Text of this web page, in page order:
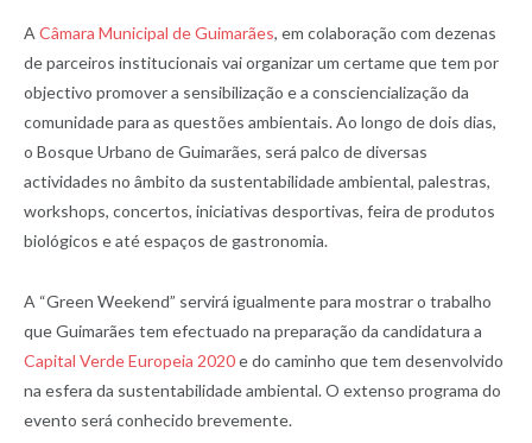
A Câmara Municipal de Guimarães, em colaboração com dezenas
de parceiros institucionais vai organizar um certame que tem por
objectivo promover a sensibilização e a consciencialização da
comunidade para as questões ambientais. Ao longo de dois dias,
o Bosque Urbano de Guimarães, será palco de diversas
actividades no âmbito da sustentabilidade ambiental, palestras,
workshops, concertos, iniciativas desportivas, feira de produtos
biológicos e até espaços de gastronomia.
A “Green Weekend” servirá igualmente para mostrar o trabalho
que Guimarães tem efectuado na preparação da candidatura a
Capital Verde Europeia 2020e do caminho que tem desenvolvido
na esfera da sustentabilidade ambiental. O extenso programa do
evento será conhecido brevemente.